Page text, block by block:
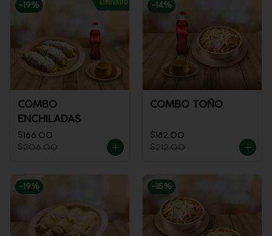
-19%
COMBO
ENCHILADAS
$166.00
$206.00
-14%
COMBO TOÑO
$182.00
$212.00
-19% -15%